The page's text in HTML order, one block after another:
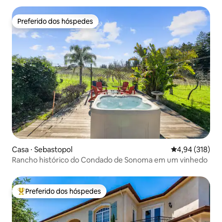
Preferido dos hóspedes
Preferido dos hóspedes
Casa ⋅ Sebastopol 4,94 de uma
4,94 (318)
Rancho histórico do Condado de Sonoma em um vinhedo
Entre os melhores preferidos dos hóspedes
Preferido dos hóspedes